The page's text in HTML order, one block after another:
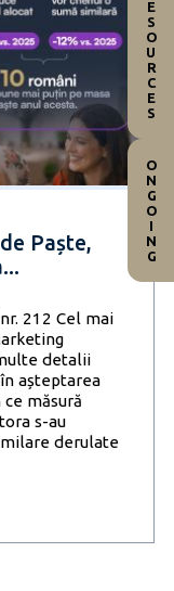
Paște,
212 Cel mai
detalii
așteptarea
măsură
s-au
derulate
RESOURCES
ONGOING